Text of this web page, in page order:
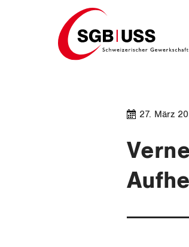
Home
27. März